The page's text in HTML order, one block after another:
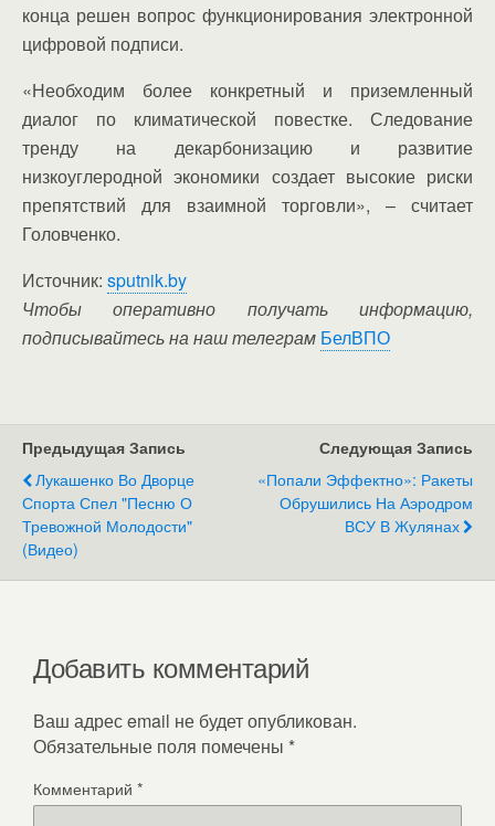
конца решен вопрос функционирования электронной
цифровой подписи.
«Необходим более конкретный и приземленный
диалог по климатической повестке. Следование
тренду на декарбонизацию и развитие
низкоуглеродной экономики создает высокие риски
препятствий для взаимной торговли», – считает
Головченко.
Источник: sputnik.by
Чтобы оперативно получать информацию,
подписывайтесь на наш телеграм БелВПО
Предыдущая Запись
Лукашенко Во Дворце
Спорта Спел "Песню О
Тревожной Молодости"
(видео)
Следующая Запись
«Попали Эффектно»: Ракеты
Обрушились На Аэродром
ВСУ В Жулянах
Добавить комментарий
Ваш адрес email не будет опубликован.
Обязательные поля помечены *
Комментарий *